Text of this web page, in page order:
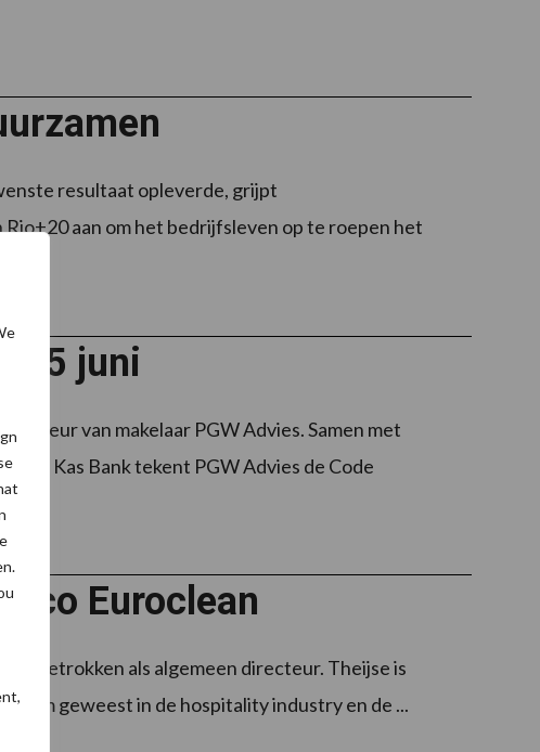
resultaat opleverde, grijpt
aan om het bedrijfsleven op te roepen het
15 juni
van makelaar PGW Advies. Samen met
en Kas Bank tekent PGW Advies de Code
Euroclean
als algemeen directeur. Theijse is
geweest in de hospitality industry en de ...